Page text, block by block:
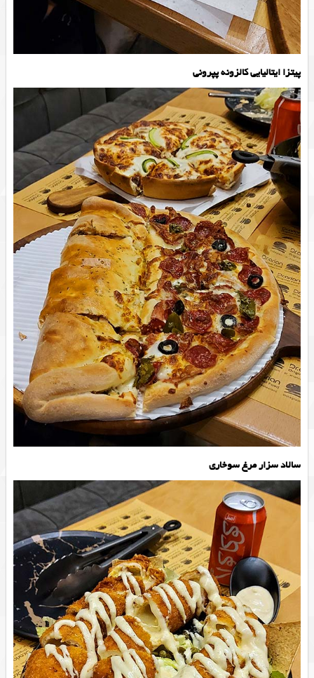
پیتزا ایتالیایی کالزونه پپرونی
سالاد سزار مرغ سوخاری